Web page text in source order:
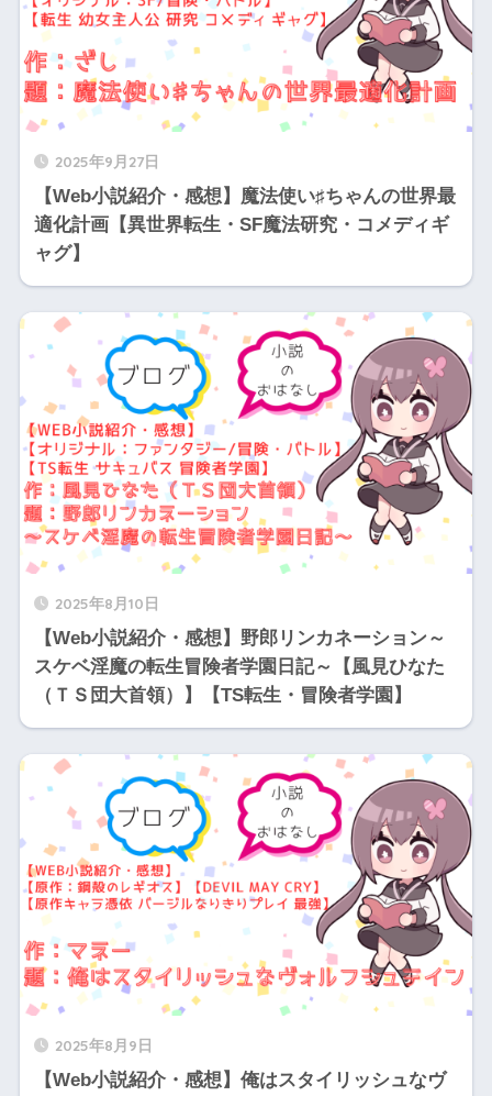
2025年9月27日
【Web小説紹介・感想】魔法使い♯ちゃんの世界最
適化計画【異世界転生・SF魔法研究・コメディギ
ャグ】
2025年8月10日
【Web小説紹介・感想】野郎リンカネーション～
スケベ淫魔の転生冒険者学園日記～【風見ひなた
（ＴＳ団大首領）】【TS転生・冒険者学園】
2025年8月9日
【Web小説紹介・感想】俺はスタイリッシュなヴ